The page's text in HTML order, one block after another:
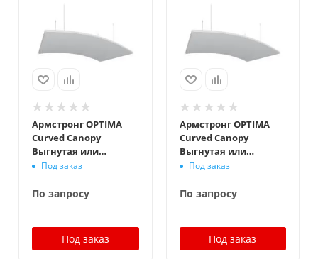
Армстронг OPTIMA
Curved Canopy
Выгнутая или
Вогнутая
белый
Под заказ
По запросу
Под заказ
Армстронг OPTIMA
Curved Canopy
Выгнутая или
Вогнутая
белый
Под заказ
По запросу
Под заказ